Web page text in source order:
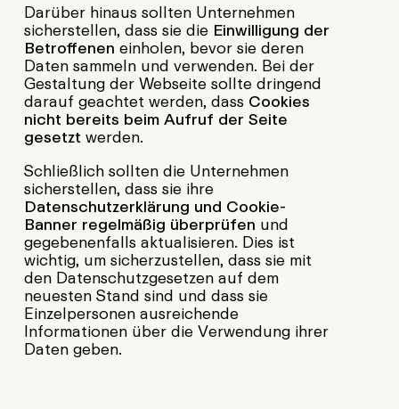
Darüber hinaus sollten Unternehmen
sicherstellen, dass sie die Einwilligung der
Betroffenen einholen, bevor sie deren
Daten sammeln und verwenden. Bei der
Gestaltung der Webseite sollte dringend
darauf geachtet werden, dass Cookies
nicht bereits beim Aufruf der Seite
gesetzt werden.
Schließlich sollten die Unternehmen
sicherstellen, dass sie ihre
Datenschutzerklärung und Cookie-
Banner regelmäßig überprüfen und
gegebenenfalls aktualisieren. Dies ist
wichtig, um sicherzustellen, dass sie mit
den Datenschutzgesetzen auf dem
neuesten Stand sind und dass sie
Einzelpersonen ausreichende
Informationen über die Verwendung ihrer
Daten geben.